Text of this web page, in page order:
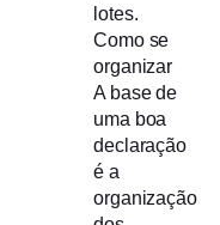
lotes.
Como se
organizar
A base de
uma boa
declaração
é a
organização